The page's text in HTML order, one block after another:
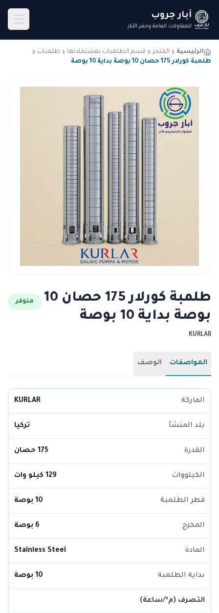
آبار جروب
للمقاولات العامة وحفر الآبار
الرئيسية المتجر قسم الطلمبات بمشتملاتها
طلمبات
طلمبة كورلار 175 حصان 10 بوصة بداية 10 بوصة
طلمبة كورلار 175 حصان 10
بوصة بداية 10 بوصة
متوفر
KURLAR
المواصفات الوصف
الماركة KURLAR
بلد المنشأ تركيا
القدرة 175 حصان
الكيلووات 129 كيلو وات
قطر الطلمبة 10 بوصة
المخرج 6 بوصة
المادة Stainless Steel
بداية الطلمبة 10 بوصة
التصرف (م³/ساعة)